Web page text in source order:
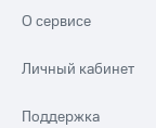
О сервисе
Личный кабинет
Поддержка